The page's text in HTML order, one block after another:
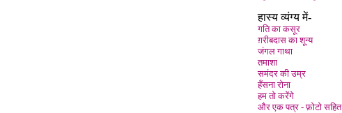
हास्य व्यंग्य में-
गति का कसूर
ग़रीबदास का शून्य
जंगल गाथा
तमाशा
समंदर की उम्र
हँसना रोना
हम तो करेंगे
और एक पत्र - फ़ोटो सहित